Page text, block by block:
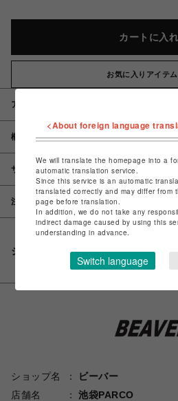
カートに入
お気に入りアイテ
アイテム説明 / 素材
概要
サイズ
注意事項
シェアする
ショップ名
ビーバー
店舗名
池袋PARCO
<About foreign language
We will translate the homepage into a
automatic translation service.
Since this service is an automatic
translated correctly and may differ from
page before translation.
In addition, we do not take any
indirect damage caused by using this
understanding in advance.
Switch language